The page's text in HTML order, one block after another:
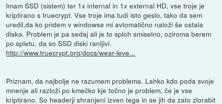
Imam SSD (sistem) ter 1x internal in 1x external HD, vse troje je
kriptirano s truecrypt. Vse troje ima tudi isto geslo, tako da sem
uredil,da ko pridem v windowse mi avtomatično naloži še ostala
diska. Problem je pa sedaj ali je to sploh smiselno, oziroma berem
po spletu, da so SSD diski ranljivi.
http://www.truecrypt.org/docs/wear-leve...
Priznam, da najbolje ne razumem problema. Lahko kdo poda svoje
mnenje ali razloži po kmečko kje točno je problem, če je vse
kriptirano. So headerji shranjeni izven tega in se jih da zato zlorabit